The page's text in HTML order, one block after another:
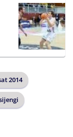
2014